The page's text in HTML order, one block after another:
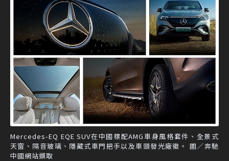
Mercedes-EQ EQE SUV在中國標配AMG車身風格套件、全景式
天窗、隔音玻璃、隱藏式車門把手以及車頭發光廠徽。 圖／奔馳
中國網站擷取